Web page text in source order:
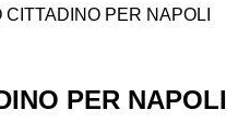
CITTADINO PER NAPOLI
PER NAPOLI